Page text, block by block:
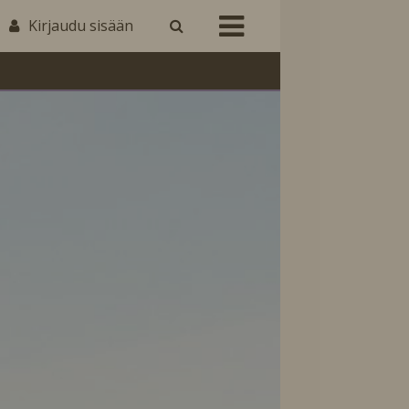
Kirjaudu sisään